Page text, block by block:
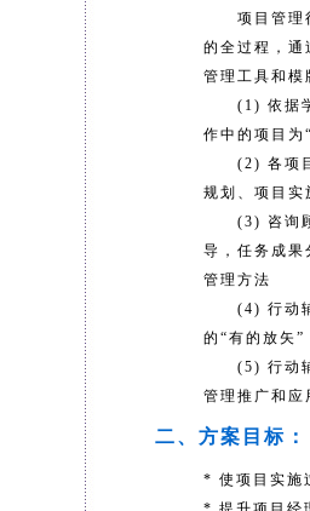
项目管理行
的全过程，通
管理工具和模
(1) 依据学
作中的项目为
(2) 各项目
规划、项目实
(3) 咨询顾
导，任务成果
管理方法
(4) 行动辅
的“有的放矢”
(5) 行动辅
管理推广和应
二、方案目标：
* 使项目实施